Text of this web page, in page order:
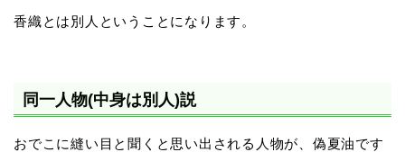
香織とは別人ということになります。
同一人物(中身は別人)説
おでこに縫い目と聞くと思い出される人物が、偽夏油です